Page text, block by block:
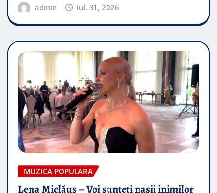
admin iul. 31, 2026
MUZICA POPULARA
Lena Miclăuș – Voi sunteți nașii inimilor